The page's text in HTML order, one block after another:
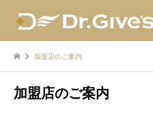
加盟店のご案内
加盟店のご案内